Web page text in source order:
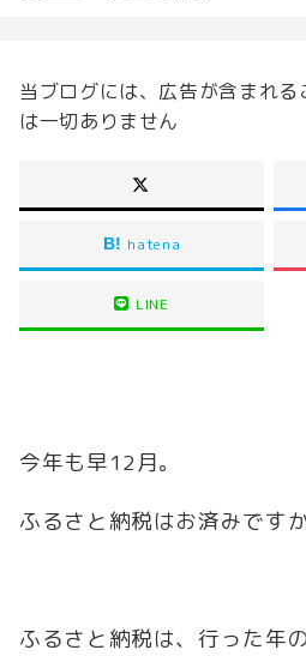
当ブログには、広告が含まれ
は一切ありません
hatena
LINE
今年も早12月。
ふるさと納税はお済みです
ふるさと納税は、行った年